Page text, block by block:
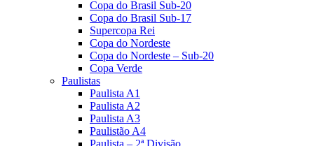
Copa do Brasil Sub-20
Copa do Brasil Sub-17
Supercopa Rei
Copa do Nordeste
Copa do Nordeste – Sub-20
Copa Verde
Paulistas
Paulista A1
Paulista A2
Paulista A3
Paulistão A4
Paulista – 2ª Divisão